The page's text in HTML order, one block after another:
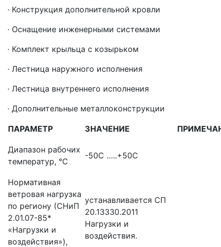
· Конструкция дополнительной кровли
· Оснащение инженерными системами
· Комплект крыльца с козырьком
· Лестница наружного исполнения
· Лестница внутреннего исполнения
· Дополнительные металлоконструкции
ПАРАМЕТР ЗНАЧЕНИЕ
Диапазон рабочих
температур, °С
-50С …..+50С
Нормативная
ветровая нагрузка
по региону (СНиП
2.01.07-85*
«Нагрузки и
воздействия»),
устанавливается СП
20.13330.2011
Нагрузки и
воздействия.